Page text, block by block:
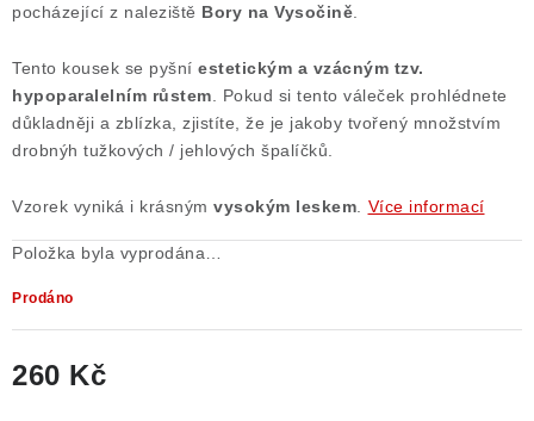
pocházející z naleziště Bory na Vysočině
Tento kousek se pyšní estetickým a vzácným tzv.
hypoparalelním růstem . Pokud si tento váleček prohlédnete
důkladněji a zblízka, zjistíte, že je jakoby tvořený množstvím
drobnýh tužkových / jehlových špalíčků.
Vzorek vyniká i krásným vysokým leskem Více informací
Položka byla vyprodána…
Prodáno
260 Kč